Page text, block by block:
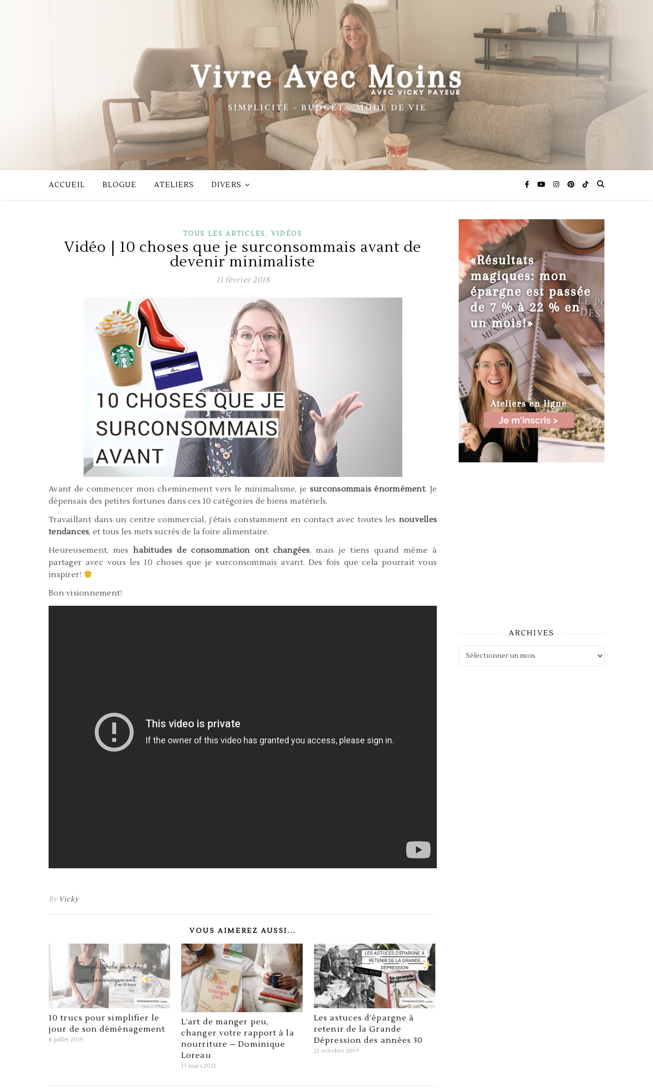
ACCUEIL BLOGUE ATELIERS DIVERS
TOUS LES ARTICLES , VIDÉOS
Vidéo | 10 choses que je surconsommais avant de
devenir minimaliste
11 février 2018
Avant de commencer mon cheminement vers le minimalisme, je surconsommais énormément. Je
dépensais des petites fortunes dans ces 10 catégories de biens matériels.
Travaillant dans un centre commercial, j’étais constamment en contact avec toutes les nouvelles
tendances, et tous les mets sucrés de la foire alimentaire.
Heureusement, meshabitudes de consommation ont changées, mais je tiens quand même à
partager avec vous les 10 choses que je surconsommais avant. Des fois que cela pourrait vous
inspirer!
Bon visionnement!
By Vicky
VOUS AIMEREZ AUSSI...
10 trucs pour simplifier le
jour de son déménagement
8 juillet 2019
L’art de manger peu,
changer votre rapport à la
nourriture – Dominique
Loreau
13 mars 2021
Les astuces d’épargne à
retenir de la Grande
Dépression des années 30
21 octobre 2019
ARCHIVES